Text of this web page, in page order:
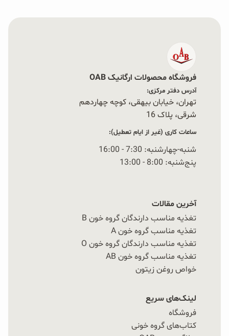
فروشگاه محصولات ارگانیک OAB
آدرس دفتر مرکزی:
تهران، خیابان بیهقی، کوچه چهاردهم
شرقی، پلاک 16‭
ساعات کاری (غیر از ایام تعطیل):
شنبه-چهارشنبه: 7:30 - 16:00
پنج‌شنبه: 8:00 - 13:00
آخرین مقالات
تغذیه مناسب دارندگان گروه خون B
تغذیه مناسب گروه خون A
تغذیه مناسب دارندگان گروه خون O
تغذیه مناسب گروه خون AB
خواص روغن زیتون
لینک‌های سریع
فروشگاه
کتاب‌های گروه خونی